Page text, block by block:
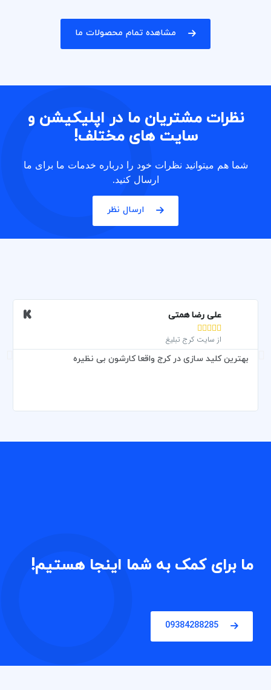
مشاهده تمام محصولات ما
نظرات مشتریان ما در اپلیکیشن و
سایت های مختلف!
شما هم میتوانید نظرات خود را درباره خدمات ما برای ما
ارسال کنید.
ارسال نظر
علی رضا همتی





از سایت کرج تبلیغ
بهترین کلید سازی در کرج واقعا کارشون بی نظیره
ما برای کمک به شما اینجا هستیم!
09384288285